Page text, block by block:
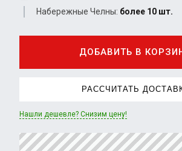
Набережные Челны: более 10 шт.
ДОБАВИТЬ В
РАССЧИТАТЬ
Нашли дешевле? Снизим цену!